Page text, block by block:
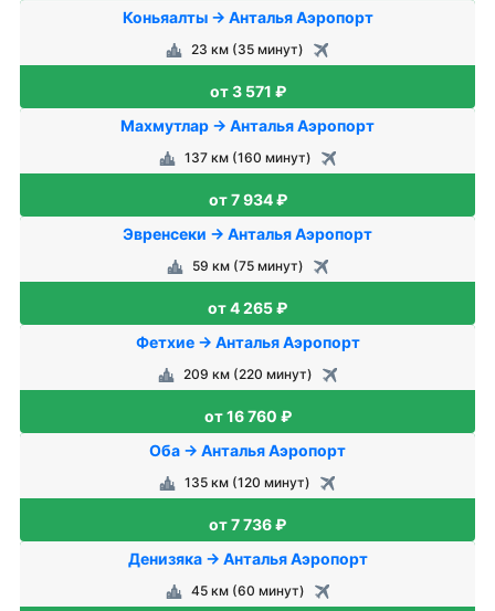
Коньяалты → Анталья Аэропорт
23 км (35 минут)
от 3 571 ₽
Махмутлар → Анталья Аэропорт
137 км (160 минут)
от 7 934 ₽
Эвренсеки → Анталья Аэропорт
59 км (75 минут)
от 4 265 ₽
Фетхие → Анталья Аэропорт
209 км (220 минут)
от 16 760 ₽
Оба → Анталья Аэропорт
135 км (120 минут)
от 7 736 ₽
Денизяка → Анталья Аэропорт
45 км (60 минут)